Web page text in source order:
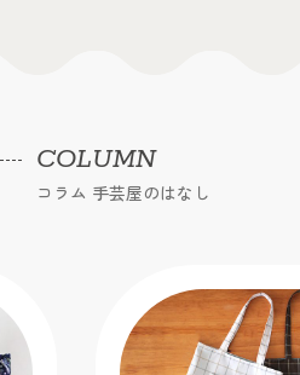
COLUMN
コラム 手芸屋のはなし